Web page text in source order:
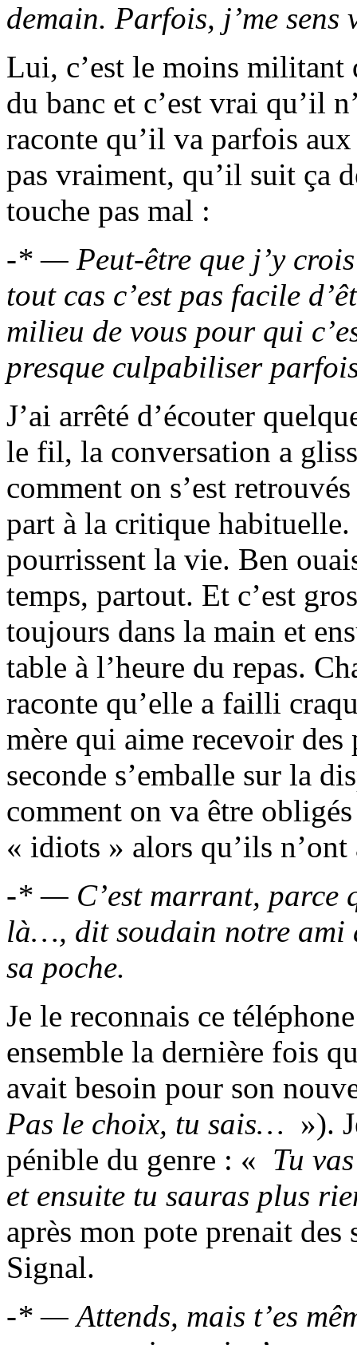
demain. Parfois, j’me
Lui, c’est le moins militant
du banc et c’est vrai qu’il
raconte qu’il va parfois
pas vraiment, qu’il suit ça
touche pas mal :
-* — Peut-être que j’y
tout cas c’est pas facile
milieu de vous pour qui
presque culpabiliser
J’ai arrêté d’écouter
le fil, la conversation a
comment on s’est
part à la critique habituelle.
pourrissent la vie. Ben
temps, partout. Et c’est
toujours dans la main et
table à l’heure du repas.
raconte qu’elle a failli
mère qui aime recevoir des
seconde s’emballe sur la
comment on va être
« idiots » alors qu’ils
-* — C’est marrant, parce
là…, dit soudain notre ami
sa poche.
Je le reconnais ce
ensemble la dernière fois
avait besoin pour son
Pas le choix, tu sais… »).
pénible du genre : « Tu
et ensuite tu sauras plus
après mon pote prenait
Signal.
-* — Attends, mais t’es